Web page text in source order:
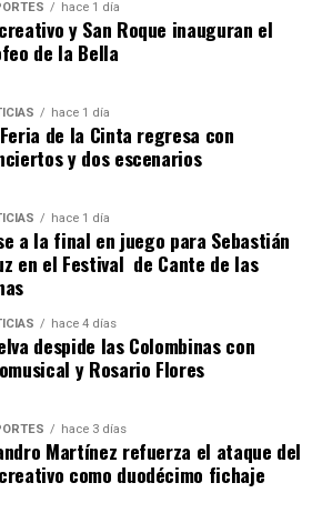
LAS FIESTAS COLOMBINAS
hace 1 día
y San Roque inauguran el
de la Bella
hace 1 día
de la Cinta regresa con
y dos escenarios
hace 1 día
a la final en juego para Sebastián
en el Festival de Cante de las
hace 4 días
despide las Colombinas con
y Rosario Flores
hace 3 días
Martínez refuerza el ataque del
como duodécimo fichaje